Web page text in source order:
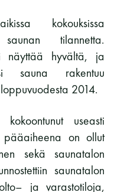
keskiviikko,
kokouksissa
tilannetta.
näyttää hyvältä, ja
sauna rakentuu
2014.
kokoontunut useasti
on ollut
sekä saunatalon
saunatalon
ja varastotiloja,